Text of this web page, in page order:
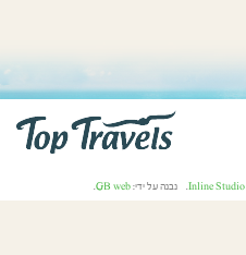
Inline Studio. נבנה על ידי: GB web
.